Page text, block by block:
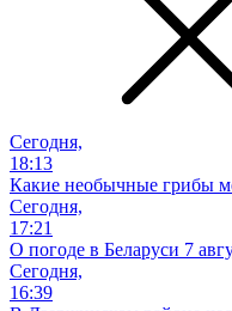
Сегодня,
18:13
Какие необычные грибы
Сегодня,
17:21
О погоде в Беларуси 7
Сегодня,
16:39